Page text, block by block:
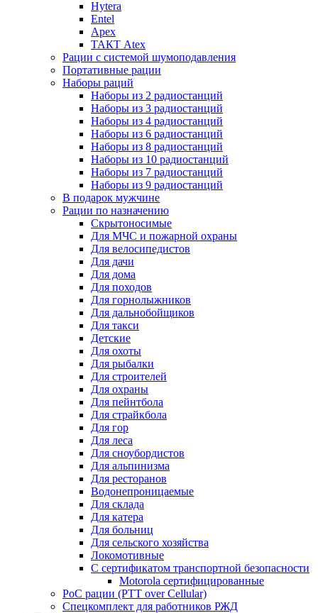
Hytera
Entel
Apex
ТАКТ Atex
Рации с системой шумоподавления
Портативные рации
Наборы раций
Наборы из 2 радиостанций
Наборы из 3 радиостанций
Наборы из 4 радиостанций
Наборы из 6 радиостанций
Наборы из 8 радиостанций
Наборы из 10 радиостанций
Наборы из 7 радиостанций
Наборы из 9 радиостанций
В подарок мужчине
Рации по назначению
Скрытоносимые
Для МЧС и пожарной охраны
Для велосипедистов
Для дачи
Для дома
Для походов
Для горнолыжников
Для дальнобойщиков
Для такси
Детские
Для охоты
Для рыбалки
Для строителей
Для охраны
Для пейнтбола
Для страйкбола
Для гор
Для леса
Для сноубордистов
Для альпинизма
Для ресторанов
Водонепроницаемые
Для склада
Для катера
Для больниц
Для сельского хозяйства
Локомотивные
С сертификатом транспортной безопасности
Motorola сертифицированные
PoC рации (PTT over Cellular)
Спецкомплект для работников РЖД